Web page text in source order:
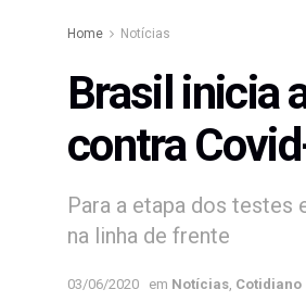
Home Notícias
Brasil inicia
contra
Para a etapa dos testes
na linha de frente
03/06/2020 em Notícias Cotidiano